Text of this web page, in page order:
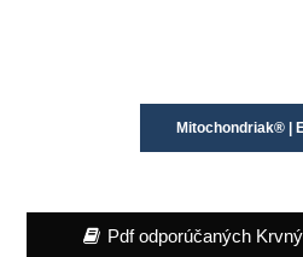
Mitochondriak® |
Pdf odporúčaných